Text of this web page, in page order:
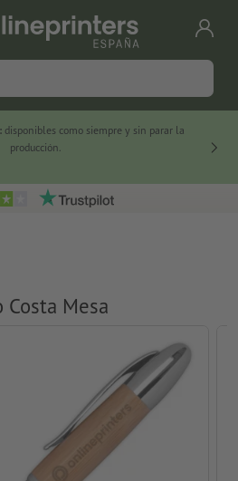
disponibles como siempre y sin parar la
producción.
Mesa